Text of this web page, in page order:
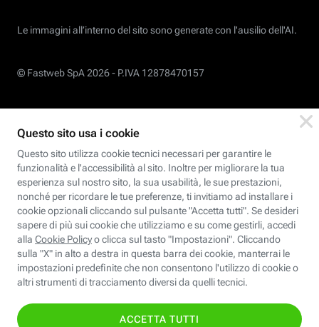
Le immagini all’interno del sito sono generate con l'ausilio dell'AI.
© Fastweb SpA 2026 - P.IVA 12878470157